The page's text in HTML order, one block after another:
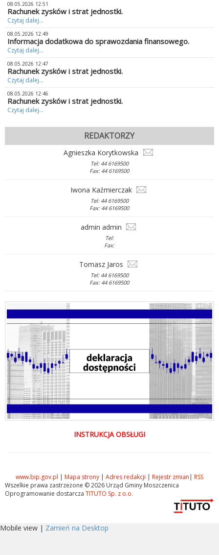
08.05.2026 12:51
Rachunek zysków i strat jednostki.
Czytaj dalej...
08.05.2026 12:49
Informacja dodatkowa do sprawozdania finansowego.
Czytaj dalej...
08.05.2026 12:47
Rachunek zysków i strat jednostki.
Czytaj dalej...
08.05.2026 12:46
Rachunek zysków i strat jednostki.
Czytaj dalej...
REDAKTORZY
Agnieszka Korytkowska
Tel: 44 6169500
Fax: 44 6169500
Iwona Kaźmierczak
Tel: 44 6169500
Fax: 44 6169500
admin admin
Tel:
Fax:
Tomasz Jaros
Tel: 44 6169500
Fax: 44 6169500
INSTRUKCJA OBSŁUGI
www.bip.gov.pl | Mapa strony | Adres redakcji | Rejestr zmian | RSS
Wszelkie prawa zastrzeżone © 2026 Urząd Gminy Moszczenica
Oprogramowanie dostarcza TITUTO Sp. z o.o.
Mobile view | Zamień na Desktop